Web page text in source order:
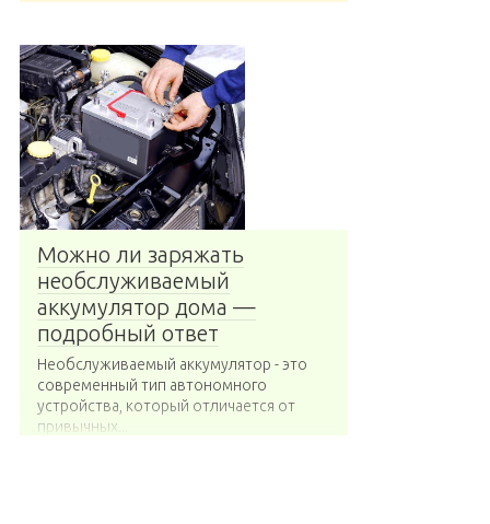
Можно ли заряжать
необслуживаемый
аккумулятор дома —
подробный ответ
Необслуживаемый аккумулятор - это
современный тип автономного
устройства, который отличается от
привычных...